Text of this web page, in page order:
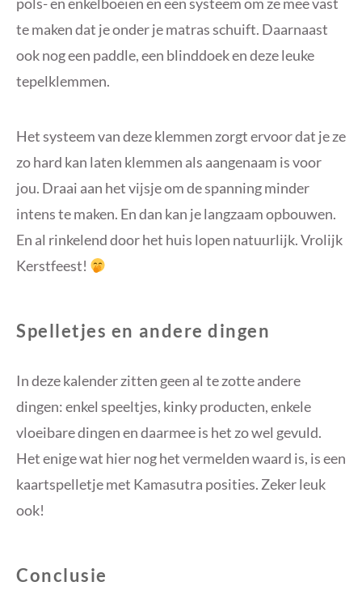
te maken dat je onder je matras schuift. Daarnaast
ook nog een paddle, een blinddoek en deze leuke
tepelklemmen.
Het systeem van deze klemmen zorgt ervoor dat je ze
zo hard kan laten klemmen als aangenaam is voor
jou. Draai aan het vijsje om de spanning minder
intens te maken. En dan kan je langzaam opbouwen.
En al rinkelend door het huis lopen natuurlijk. Vrolijk
Kerstfeest!
Spelletjes en andere dingen
In deze kalender zitten geen al te zotte andere
dingen: enkel speeltjes, kinky producten, enkele
vloeibare dingen en daarmee is het zo wel gevuld.
Het enige wat hier nog het vermelden waard is, is een
kaartspelletje met Kamasutra posities. Zeker leuk
ook!
Conclusie